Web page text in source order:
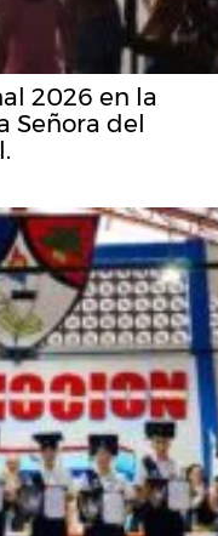
2026 en la
Señora del